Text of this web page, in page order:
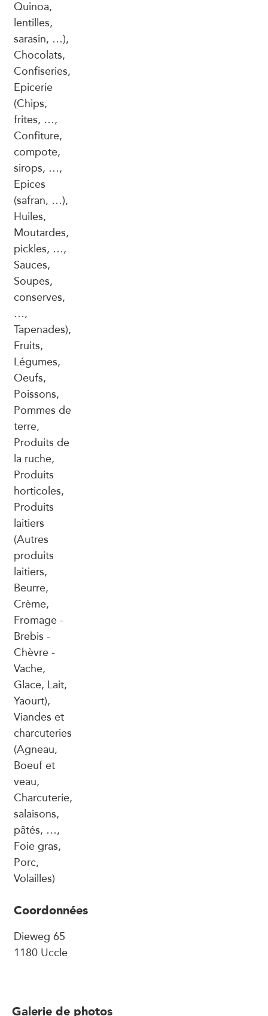
Quinoa,
lentilles,
sarasin, …),
Chocolats,
Confiseries,
Epicerie
(Chips,
frites, …,
Confiture,
compote,
sirops, …,
Epices
(safran, …),
Huiles,
Moutardes,
pickles, …,
Sauces,
Soupes,
conserves,
…,
Tapenades),
Fruits,
Légumes,
Oeufs,
Poissons,
Pommes de
terre,
Produits de
la ruche,
Produits
horticoles,
Produits
laitiers
(Autres
produits
laitiers,
Beurre,
Crème,
Fromage -
Brebis -
Chèvre -
Vache,
Glace, Lait,
Yaourt),
Viandes et
charcuteries
(Agneau,
Boeuf et
veau,
Charcuterie,
salaisons,
pâtés, …,
Foie gras,
Porc,
Volailles)
Coordonnées
Dieweg 65
1180 Uccle
Galerie de photos